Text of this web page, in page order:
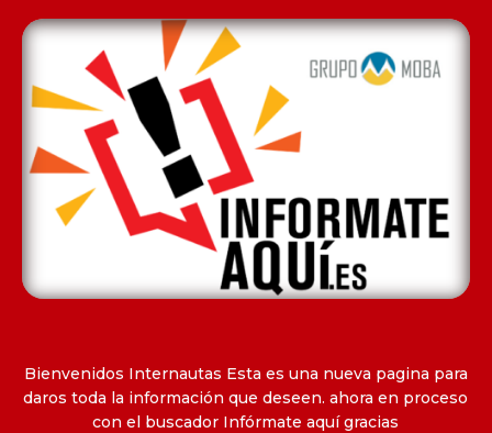
Bienvenidos Internautas Esta es una nueva pagina para
daros toda la información que deseen. ahora en proceso
con el buscador Infórmate aquí gracias